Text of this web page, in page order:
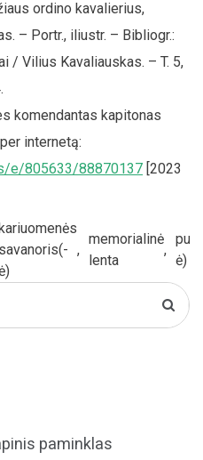
ordino kavalierius,
– Portr., iliustr. – Bibliogr.:
/ Vilius Kavaliauskas. – T. 5,
komendantas kapitonas
internetą:
e/805633/88870137 [2023
kariuomenės
savanoris(- ,
memorialinė
lenta
,
ė)
paminklas